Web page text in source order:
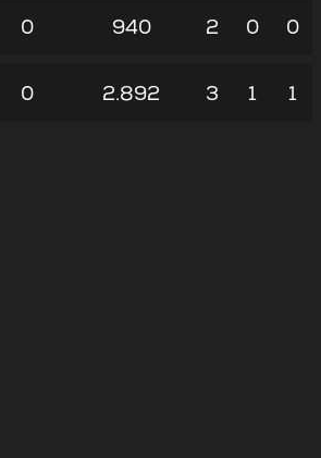
0 940 2 0 0
0 2.892 3 1 1